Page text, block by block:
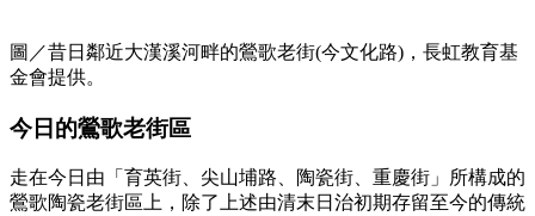
圖／昔日鄰近大漢溪河畔的鶯歌老街(今文化路)，長虹教育基
金會提供。
今日的鶯歌老街區
走在今日由「育英街、尖山埔路、陶瓷街、重慶街」所構成的
鶯歌陶瓷老街區上，除了上述由清末日治初期存留至今的傳統